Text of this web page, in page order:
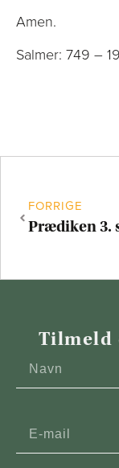
Amen.
Salmer: 749 –
FORRIGE
Tilmeld